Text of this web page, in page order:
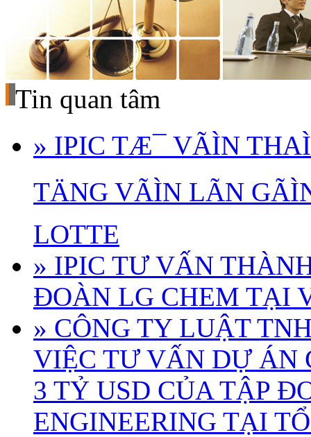
Tin quan tâm
» IPIC TÆ¯ VÃÌN
TÄNG VÃÌN LÃN
LOTTE
» IPIC TƯ VẤN
ĐOÀN LG CHEM TẠI
» CÔNG TY LUẬT
VIỆC TƯ VẤN DỰ ÁN
3 TỶ USD CỦA TẬP
ENGINEERING TẠI